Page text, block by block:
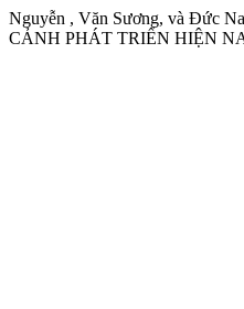
Nguyễn , Văn Sương, và Đức
CẢNH PHÁT TRIỂN HIỆN